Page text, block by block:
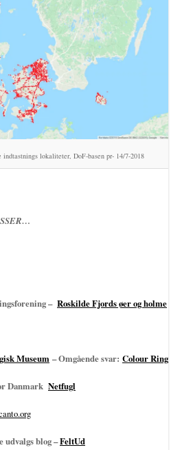
indtastnings lokaliteter, DoF-basen pr- 14/7-2018
– Roskilde Fjords øer og holme
Museum – Omgående svar: Colour Ringing
Danmark Netfugl
udvalgs blog –FeltUd